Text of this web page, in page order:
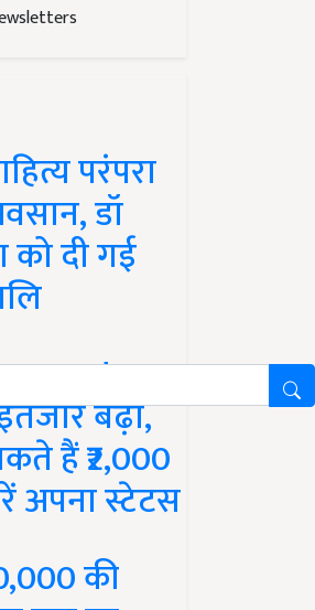
परंपरा
डॉ
को दी गई
Update:
बढ़ा,
हैं ₹2,000
स्टेटस
की